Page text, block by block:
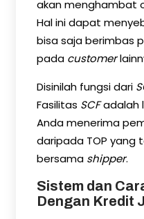
akan menghambat
Hal ini dapat
bisa saja berimbas
pada customer
Disinilah fungsi dari
Fasilitas SCFadalah
Anda menerima
daripada TOP yang
bersama shipper.
Sistem dan
Dengan Kredit